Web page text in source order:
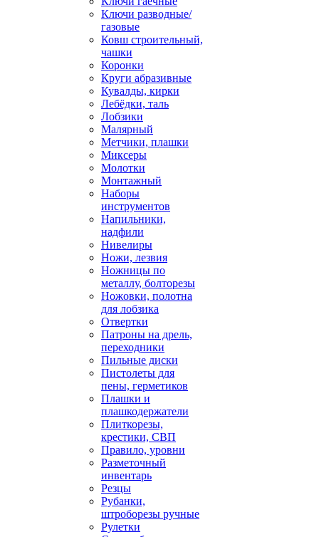
Ключи разводные/
газовые
Ковш строительный,
чашки
Коронки
Круги абразивные
Кувалды, кирки
Лебёдки, таль
Лобзики
Малярный
Метчики, плашки
Миксеры
Молотки
Монтажный
Наборы
инструментов
Напильники,
надфили
Нивелиры
Ножи, лезвия
Ножницы по
металлу, болторезы
Ножовки, полотна
для лобзика
Отвертки
Патроны на дрель,
переходники
Пильные диски
Пистолеты для
пены, герметиков
Плашки и
плашкодержатели
Плиткорезы,
крестики, СВП
Правило, уровни
Разметочный
инвентарь
Резцы
Рубанки,
штроборезы ручные
Рулетки